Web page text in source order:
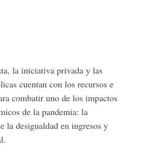
la iniciativa privada y las
cuentan con los recursos e
combatir uno de los impactos
de la pandemia: la
la desigualdad en ingresos y